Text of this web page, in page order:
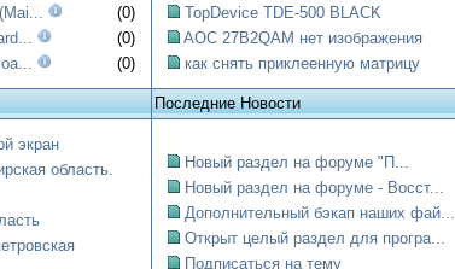
(0)
(0)
(0)
TopDevice TDE-500 BLACK
AOC 27B2QAM нет изображения
как снять приклеенную матрицу
Последние Новости
экран
область.
Новый раздел на форуме "П...
Новый раздел на форуме - Восст...
Дополнительный бэкап наших фай...
Открыт целый раздел для програ...
Подписаться на тему